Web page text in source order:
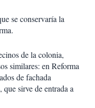
se conservaría la
de la colonia,
similares: en Reforma
de fachada
sirve de entrada a